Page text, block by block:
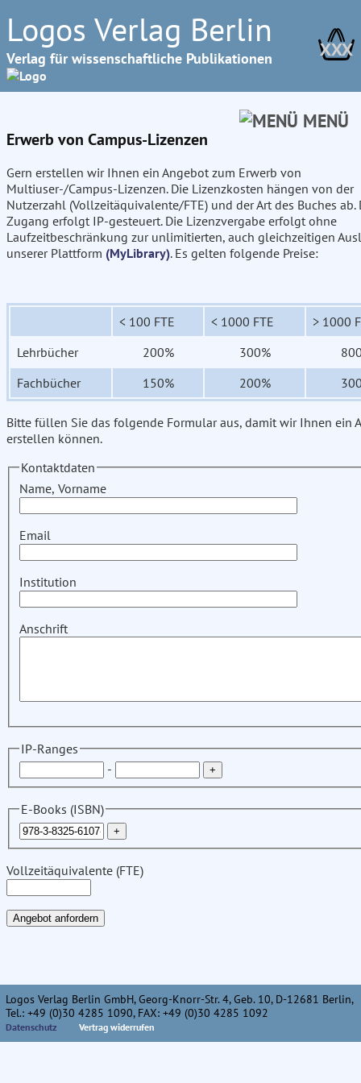
Logos Verlag Berlin
Verlag für wissenschaftliche Publikationen XXX
MENÜ
Erwerb von Campus-Lizenzen
Gern erstellen wir Ihnen ein Angebot zum Erwerb von
Multiuser-/Campus-Lizenzen. Die Lizenzkosten hängen von der
Nutzerzahl (Vollzeitäquivalente/FTE) und der Art des Buches ab.
Zugang erfolgt IP-gesteuert. Die Lizenzvergabe erfolgt ohne
Laufzeitbeschränkung zur unlimitierten, auch gleichzeitigen
unserer Plattform (MyLibrary). Es gelten folgende Preise:
< 100 FTE < 1000 FTE
> 1000
Lehrbücher
200% 300%
Fachbücher
150% 200%
Bitte füllen Sie das folgende Formular aus, damit wir Ihnen ein
erstellen können.
Kontaktdaten
Name, Vorname
Email
Institution
Anschrift
IP-Ranges
-
E-Books (ISBN)
Vollzeitäquivalente (FTE)
Logos Verlag Berlin GmbH, Georg-Knorr-Str. 4, Geb. 10, D-12681 Berlin,
Tel.: +49 (0)30 4285 1090, FAX: +49 (0)30 4285 1092
Datenschutz Vertrag widerrufen